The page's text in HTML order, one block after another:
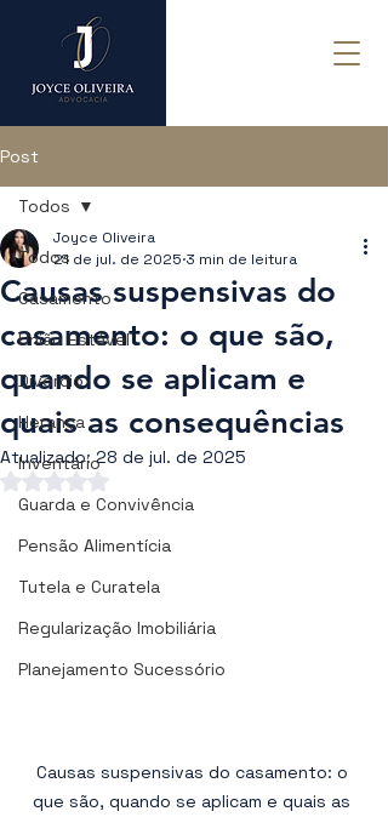
Post
Todos
Casamento
União Estável
Divórcio
Herança
Inventário
Guarda e Convivência
Pensão Alimentícia
Tutela e Curatela
Regularização Imobiliária
Planejamento Sucessório
Todos
Causas suspensivas do
casamento: o que são,
quando se aplicam e
quais as consequências
Joyce Oliveira
21 de jul. de 2025 3 min de leitura
Atualizado:28 de jul. de 2025
Avaliado com NaN de 5 estrelas.
Causas suspensivas do casamento: o
que são, quando se aplicam e quais as